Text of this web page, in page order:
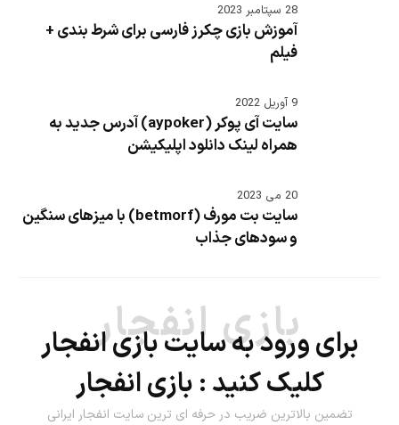
28 سپتامبر 2023
آموزش بازی چکرز فارسی برای شرط بندی +
فیلم
9 آوریل 2022
سایت آی پوکر (aypoker) آدرس جدید به
همراه لینک دانلود اپلیکیشن
20 می 2023
سایت بت مورف (betmorf) با میزهای سنگین
و سودهای جذاب
بازی انفجار
برای ورود به سایت بازی انفجار
کلیک کنید : بازی انفجار
تضمین بالاترین ضریب در حرفه ای ترین سایت انفجار ایرانی